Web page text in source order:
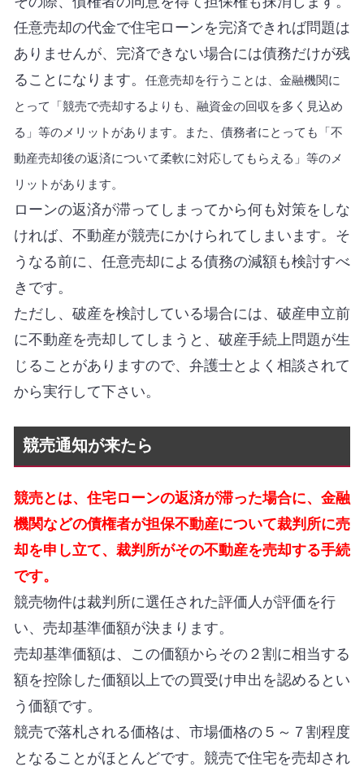
任意売却の代金で住宅ローンを完済できれば問題は
ありませんが、完済できない場合には債務だけが残
ることになります。
任意売却を行うことは、金融機関に
とって「競売で売却するよりも、融資金の回収を多く見込め
る」等のメリットがあります。また、債務者にとっても「不
動産売却後の返済について柔軟に対応してもらえる」等のメ
リットがあります。
ローンの返済が滞ってしまってから何も対策をしな
ければ、不動産が競売にかけられてしまいます。そ
うなる前に、任意売却による債務の減額も検討すべ
きです。
ただし、破産を検討している場合には、破産申立前
に不動産を売却してしまうと、破産手続上問題が生
じることがありますので、弁護士とよく相談されて
から実行して下さい。
競売通知が来たら
競売とは、住宅ローンの返済が滞った場合に、金融
機関などの債権者が担保不動産について裁判所に売
却を申し立て、裁判所がその不動産を売却する手続
です。
競売物件は裁判所に選任された評価人が評価を行
い、売却基準価額が決まります。
売却基準価額は、この価額からその２割に相当する
額を控除した価額以上での買受け申出を認めるとい
う価額です。
競売で落札される価格は、市場価格の５～７割程度
となることがほとんどです。競売で住宅を売却され